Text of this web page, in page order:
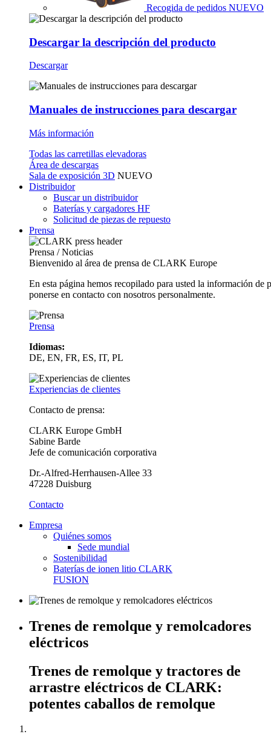
Recogida de pedidos NUEVO
Descargar la descripción del producto
Descargar
Manuales de instrucciones para descargar
Más información
Todas las carretillas elevadoras
Área de descargas
Sala de exposición 3D NUEVO
Distribuidor
Buscar un distribuidor
Baterías y cargadores HF
Solicitud de piezas de repuesto
Prensa
Prensa / Noticias
Bienvenido al área de prensa de CLARK Europe
En esta página hemos recopilado para usted la información
ponerse en contacto con nosotros personalmente.
Prensa
Idiomas:
DE, EN, FR, ES, IT, PL
Experiencias de clientes
Contacto de prensa:
CLARK Europe GmbH
Sabine Barde
Jefe de comunicación corporativa
Dr.-Alfred-Herrhausen-Allee 33
47228 Duisburg
Contacto
Empresa
Quiénes somos
Sede mundial
Sostenibilidad
Baterías de ionen litio CLARK
FUSION
Trenes de remolque y remolcadores
eléctricos
Trenes de remolque y tractores de
arrastre eléctricos de CLARK:
potentes caballos de remolque